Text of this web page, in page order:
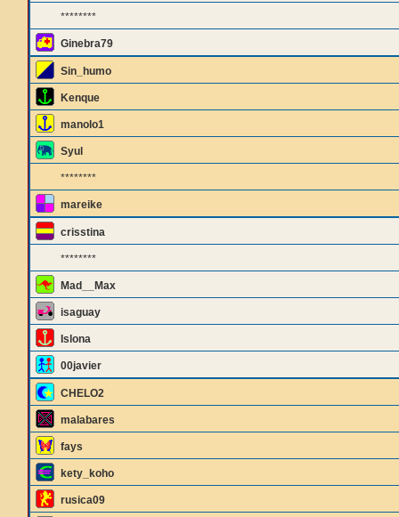
********
Ginebra79
Sin_humo
Kenque
manolo1
Syul
********
mareike
crisstina
********
Mad__Max
isaguay
Islona
00javier
CHELO2
malabares
fays
kety_koho
rusica09